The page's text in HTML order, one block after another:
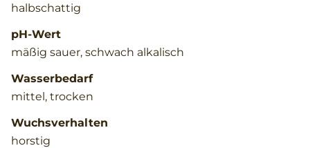
halbschattig
pH-Wert
mäßig sauer, schwach alkalisch
Wasserbedarf
mittel, trocken
Wuchsverhalten
horstig